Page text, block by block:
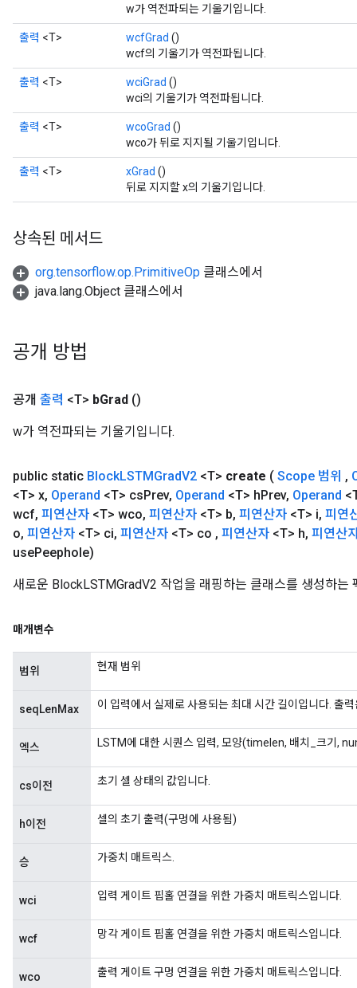
w가 역전파되는 기울기입니다.
출력 <T> wcfGrad ()
wcf의 기울기가 역전파됩니다.
출력 <T> wciGrad ()
wci의 기울기가 역전파됩니다.
출력 <T> wcoGrad ()
wco가 뒤로 지지될 기울기입니다.
출력 <T> xGrad ()
뒤로 지지할 x의 기울기입니다.
상속된 메서드
org.tensorflow.op.PrimitiveOp 클래스에서
java.lang.Object 클래스에서
공개 방법
공개 출력 <T> bGrad ()
w가 역전파되는 기울기입니다.
public static BlockLSTMGradV2 <T> create ( Scope 범위 ,
<T> x, Operand <T> csPrev, Operand <T> hPrev, Operand
wcf, 피연산자 <T> wco, 피연산자 <T> b, 피연산자 <T> i, 피연
o, 피연산자 <T> ci, 피연산자 <T> co , 피연산자 <T> h, 피연산
usePeephole)
새로운 BlockLSTMGradV2 작업을 래핑하는 클래스를 생성하는
매개변수
범위 현재 범위
seqLenMax 이 입력에서 실제로 사용되는 최대 시간 길이입니다. 출
엑스 LSTM에 대한 시퀀스 입력, 모양(timelen, 배치_크기,
cs이전 초기 셀 상태의 값입니다.
h이전 셀의 초기 출력(구멍에 사용됨)
승 가중치 매트릭스.
wci 입력 게이트 핍홀 연결을 위한 가중치 매트릭스입니다.
wcf 망각 게이트 핍홀 연결을 위한 가중치 매트릭스입니다.
wco 출력 게이트 구멍 연결을 위한 가중치 매트릭스입니다.